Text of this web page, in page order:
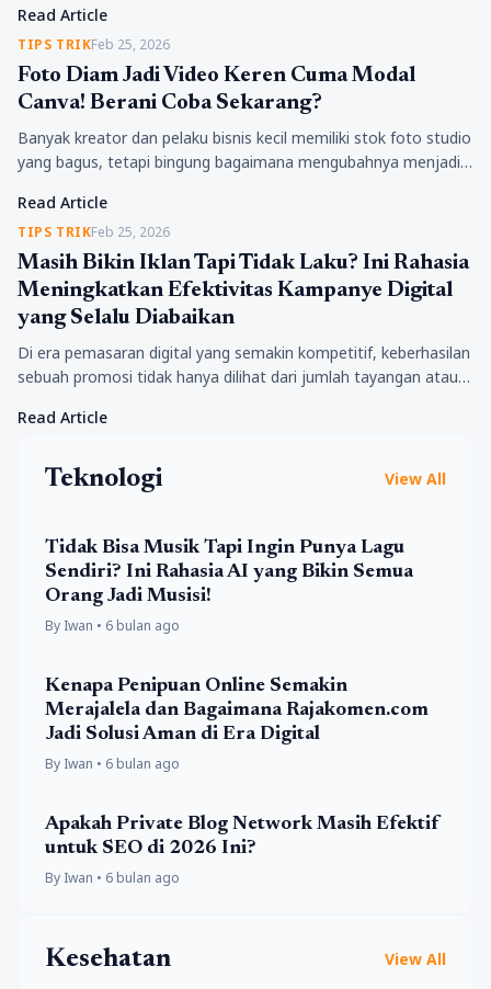
menuntut setiap mahasiswa…
Read Article
TIPS TRIKFeb 25, 2026
Foto Diam Jadi Video Keren Cuma Modal
Canva! Berani Coba Sekarang?
Banyak kreator dan pelaku bisnis kecil memiliki stok foto studio
yang bagus, tetapi bingung bagaimana mengubahnya menjadi
memanfaatkan…
Read Article
TIPS TRIKFeb 25, 2026
Masih Bikin Iklan Tapi Tidak Laku? Ini Rahasia
Meningkatkan Efektivitas Kampanye Digital
yang Selalu Diabaikan
Di era pemasaran digital yang semakin kompetitif, keberhasilan
sebuah promosi tidak hanya dilihat dari jumlah tayangan atau
Read Article
Teknologi View All
Tidak Bisa Musik Tapi Ingin Punya Lagu
Sendiri? Ini Rahasia AI yang Bikin Semua
Orang Jadi Musisi!
By Iwan • 6 bulan ago
Kenapa Penipuan Online Semakin
Merajalela dan Bagaimana Rajakomen.com
Jadi Solusi Aman di Era Digital
By Iwan • 6 bulan ago
Apakah Private Blog Network Masih Efektif
untuk SEO di 2026 Ini?
By Iwan • 6 bulan ago
Kesehatan View All